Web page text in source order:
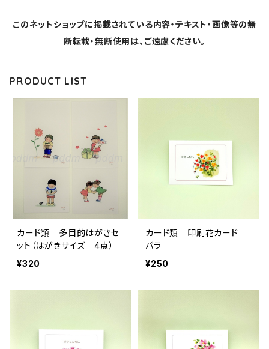
このネットショップに掲載されている内容・テキスト・画像等の無
断転載・無断使用は、ご遠慮ください。
PRODUCT LIST
カード類 多目的はがきセ
ット（はがきサイズ 4点）
¥320
カード類 印刷花カード
バラ
¥250